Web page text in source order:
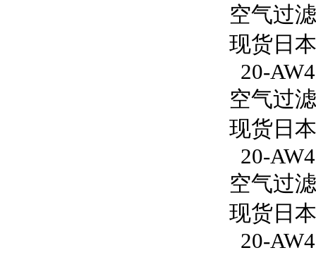
空气过
现货日
20-
空气过
现货日
20-
空气过
现货日
20-